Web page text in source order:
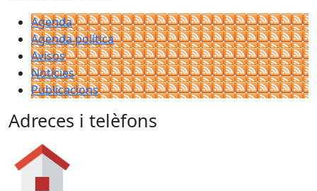
Agenda
Agenda política
Avisos
Notícies
Publicacions
Adreces i telèfons